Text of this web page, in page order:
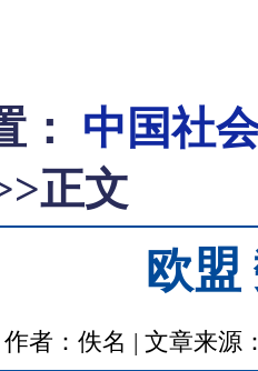
： 中国社
正文
欧
作者：佚名 | 文章来源